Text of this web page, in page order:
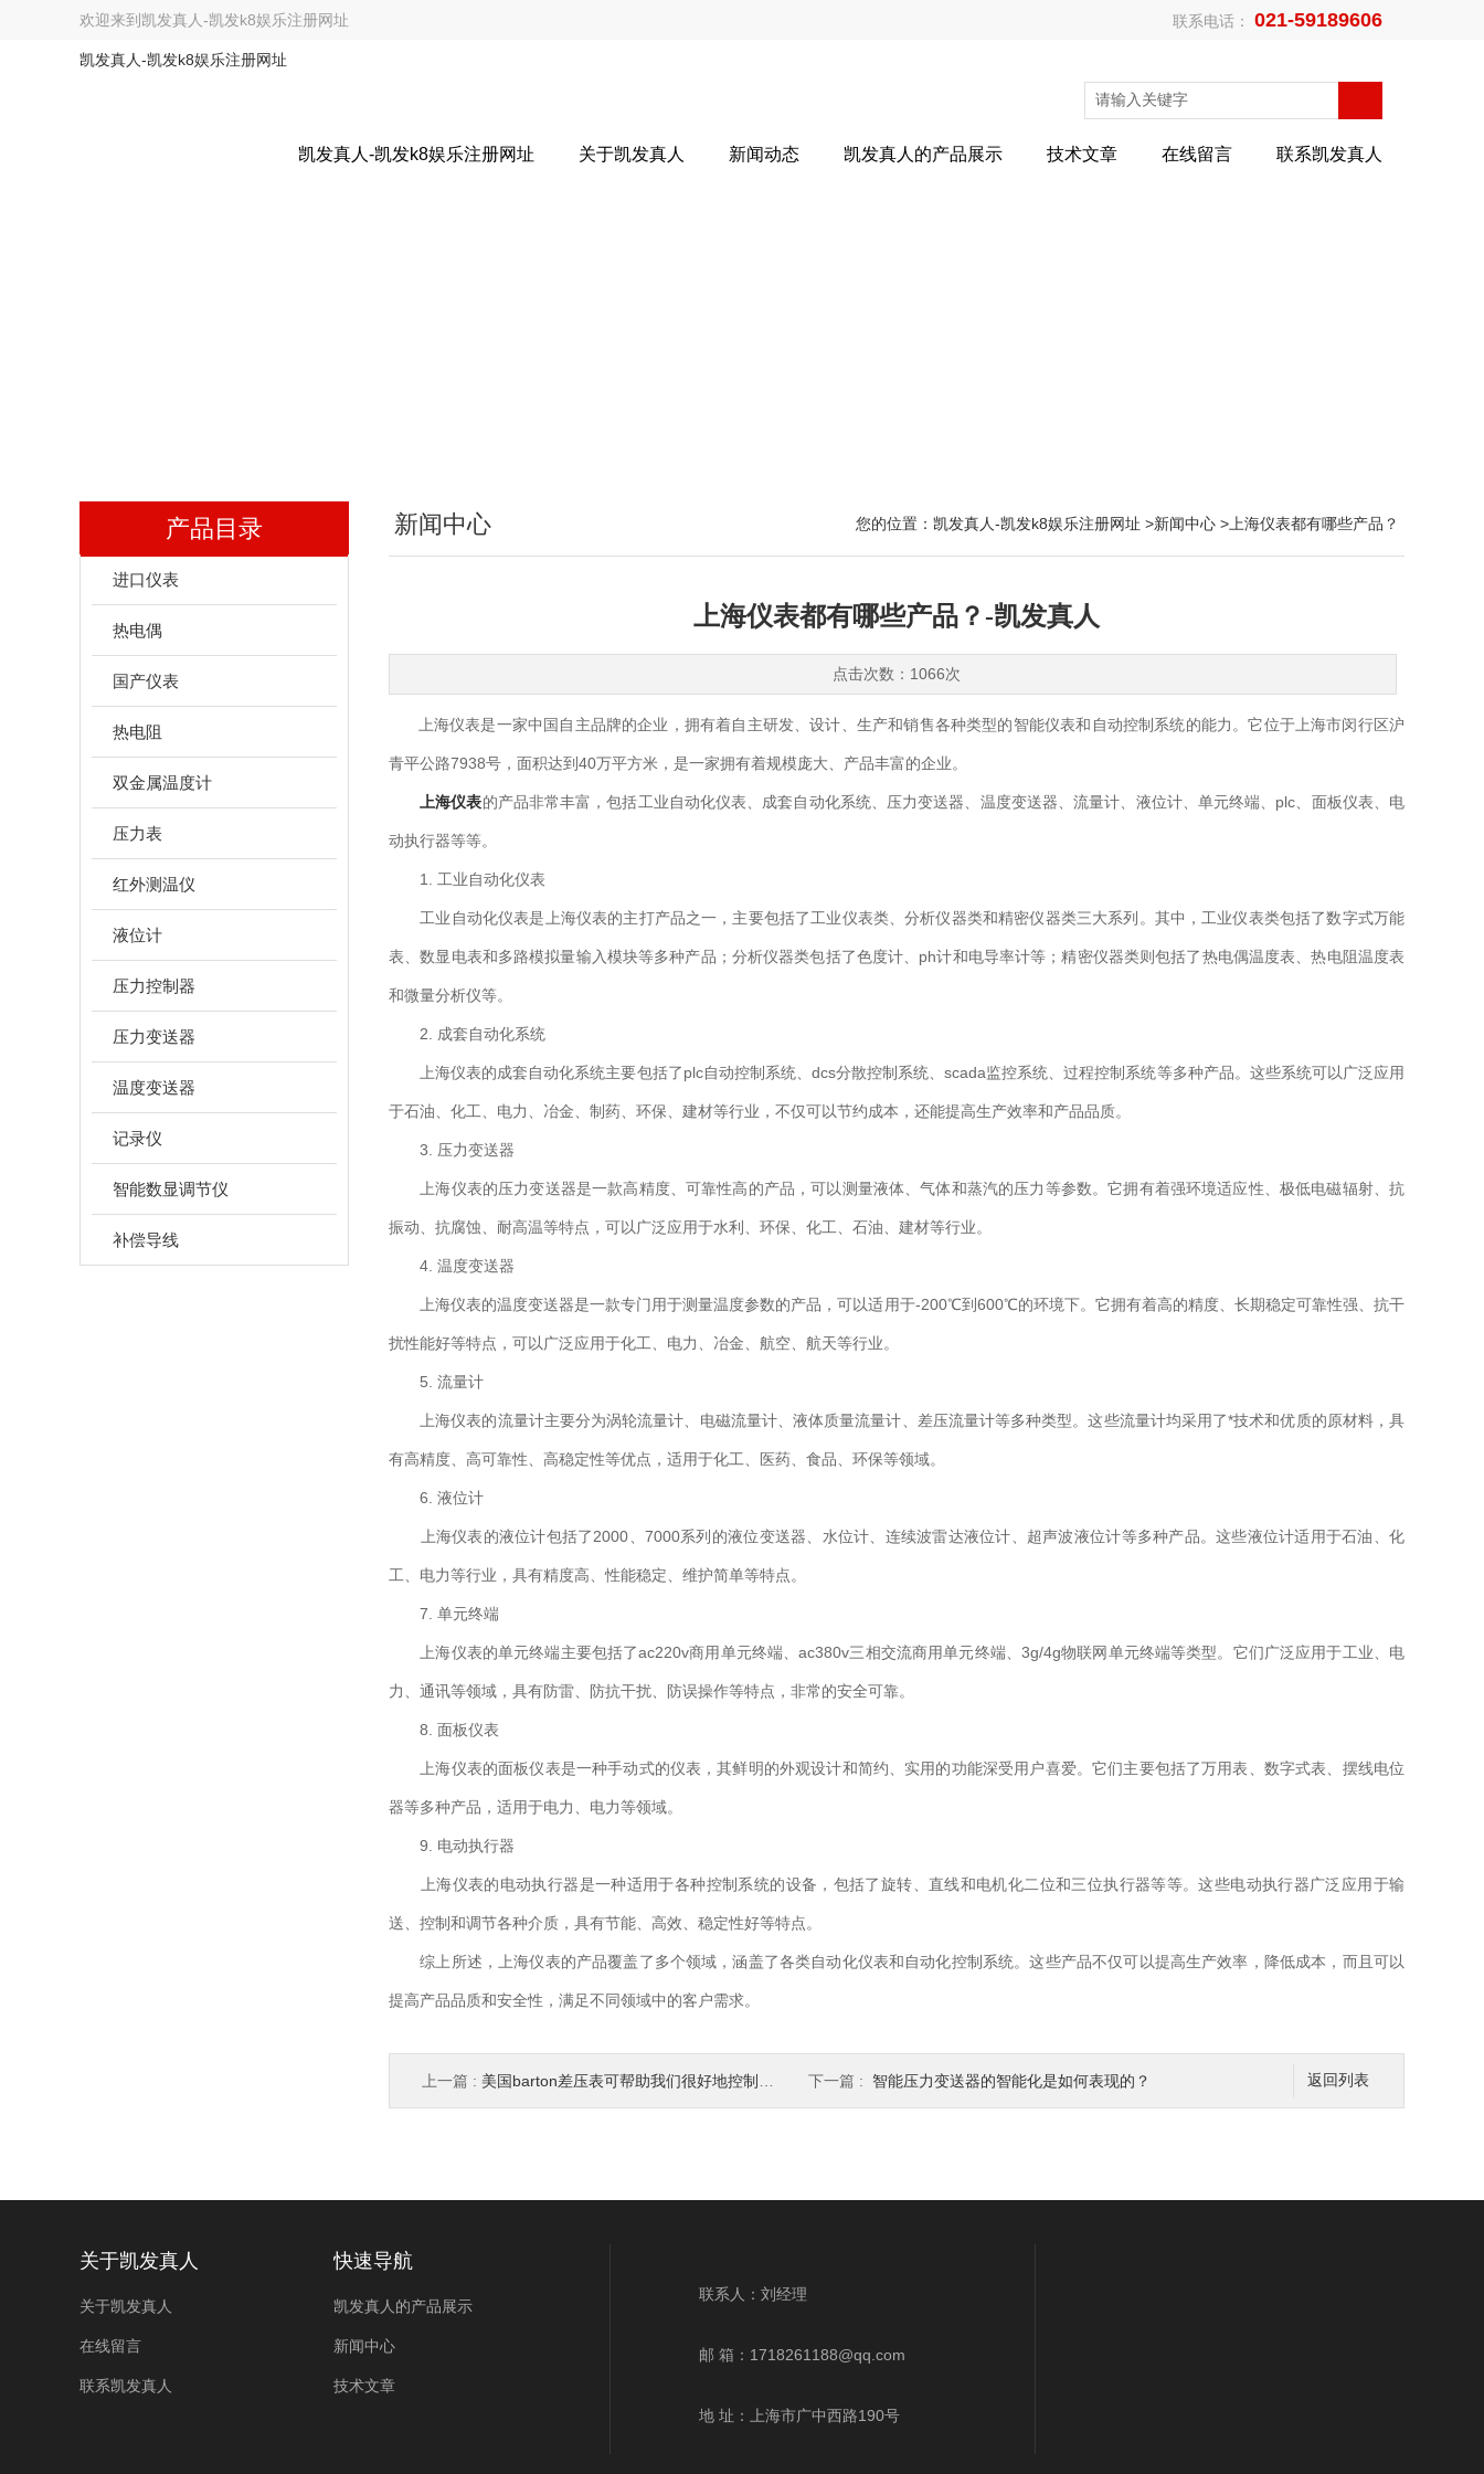
欢迎来到 凯发真人-凯发k8娱乐注册网址 联系电话： 021-59189606
凯发真人-凯发k8娱乐注册网址
凯发真人-凯发k8娱乐注册网址 关于凯发真人 新闻动态 凯发真人的产品展示 技术文章 在线留言 联系凯发真人
产品目录
进口仪表
热电偶
国产仪表
热电阻
双金属温度计
压力表
红外测温仪
液位计
压力控制器
压力变送器
温度变送器
记录仪
智能数显调节仪
补偿导线
新闻中心 您的位置： 凯发真人-凯发k8娱乐注册网址 >新闻中心 >上海仪表都有哪些产品？
上海仪表都有哪些产品？-凯发真人
点击次数：1066次
上海仪表是一家中国自主品牌的企业，拥有着自主研发、设计、生产和销售各种类型的智能仪表和自动控制系统的能力。它位于上海市闵行区沪
青平公路7938号，面积达到40万平方米，是一家拥有着规模庞大、产品丰富的企业。
上海仪表的产品非常丰富，包括工业自动化仪表、成套自动化系统、压力变送器、温度变送器、流量计、液位计、单元终端、plc、面板仪表、电
动执行器等等。
1. 工业自动化仪表
工业自动化仪表是上海仪表的主打产品之一，主要包括了工业仪表类、分析仪器类和精密仪器类三大系列。其中，工业仪表类包括了数字式万能
表、数显电表和多路模拟量输入模块等多种产品；分析仪器类包括了色度计、ph计和电导率计等；精密仪器类则包括了热电偶温度表、热电阻温度表
和微量分析仪等。
2. 成套自动化系统
上海仪表的成套自动化系统主要包括了plc自动控制系统、dcs分散控制系统、scada监控系统、过程控制系统等多种产品。这些系统可以广泛应用
于石油、化工、电力、冶金、制药、环保、建材等行业，不仅可以节约成本，还能提高生产效率和产品品质。
3. 压力变送器
上海仪表的压力变送器是一款高精度、可靠性高的产品，可以测量液体、气体和蒸汽的压力等参数。它拥有着强环境适应性、极低电磁辐射、抗
振动、抗腐蚀、耐高温等特点，可以广泛应用于水利、环保、化工、石油、建材等行业。
4. 温度变送器
上海仪表的温度变送器是一款专门用于测量温度参数的产品，可以适用于-200℃到600℃的环境下。它拥有着高的精度、长期稳定可靠性强、抗干
扰性能好等特点，可以广泛应用于化工、电力、冶金、航空、航天等行业。
5. 流量计
上海仪表的流量计主要分为涡轮流量计、电磁流量计、液体质量流量计、差压流量计等多种类型。这些流量计均采用了*技术和优质的原材料，具
有高精度、高可靠性、高稳定性等优点，适用于化工、医药、食品、环保等领域。
6. 液位计
上海仪表的液位计包括了2000、7000系列的液位变送器、水位计、连续波雷达液位计、超声波液位计等多种产品。这些液位计适用于石油、化
工、电力等行业，具有精度高、性能稳定、维护简单等特点。
7. 单元终端
上海仪表的单元终端主要包括了ac220v商用单元终端、ac380v三相交流商用单元终端、3g/4g物联网单元终端等类型。它们广泛应用于工业、电
力、通讯等领域，具有防雷、防抗干扰、防误操作等特点，非常的安全可靠。
8. 面板仪表
上海仪表的面板仪表是一种手动式的仪表，其鲜明的外观设计和简约、实用的功能深受用户喜爱。它们主要包括了万用表、数字式表、摆线电位
器等多种产品，适用于电力、电力等领域。
9. 电动执行器
上海仪表的电动执行器是一种适用于各种控制系统的设备，包括了旋转、直线和电机化二位和三位执行器等等。这些电动执行器广泛应用于输
送、控制和调节各种介质，具有节能、高效、稳定性好等特点。
综上所述，上海仪表的产品覆盖了多个领域，涵盖了各类自动化仪表和自动化控制系统。这些产品不仅可以提高生产效率，降低成本，而且可以
提高产品品质和安全性，满足不同领域中的客户需求。
返回列表
上一篇 : 美国barton差压表可帮助我们很好地控制管道内流体的质量，实现高效运作 下一篇 : 智能压力变送器的智能化是如何表现的？
关于凯发真人
关于凯发真人
在线留言
联系凯发真人
快速导航
凯发真人的产品展示
新闻中心
技术文章
联系人：刘经理
邮 箱： 1718261188@qq.com
地 址：上海市广中西路190号